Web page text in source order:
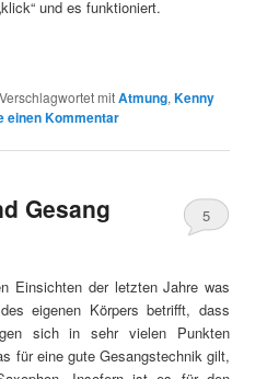
und es funktioniert.
Verschlagwortet mitAtmung,Kenny
einen Kommentar
Gesang 5
Einsichten der letzten Jahre was
eigenen Körpers betrifft, dass
sich in sehr vielen Punkten
für eine gute Gesangstechnik gilt,